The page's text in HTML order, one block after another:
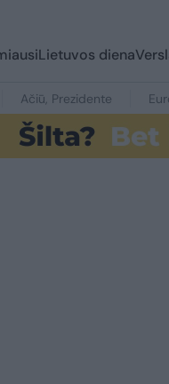
Lietuvos diena
Ačiū, Prezidente